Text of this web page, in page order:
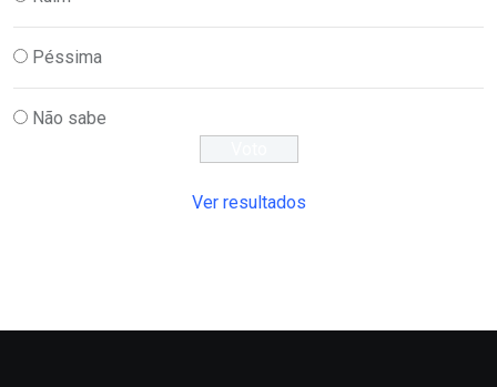
Péssima
Não sabe
Ver resultados